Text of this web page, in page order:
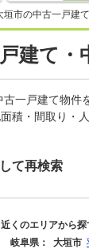
垣市の中古一戸建
建て・
一戸建て物
積・間取り・
て再検索
近くのエリアから探
岐阜県：
大垣市